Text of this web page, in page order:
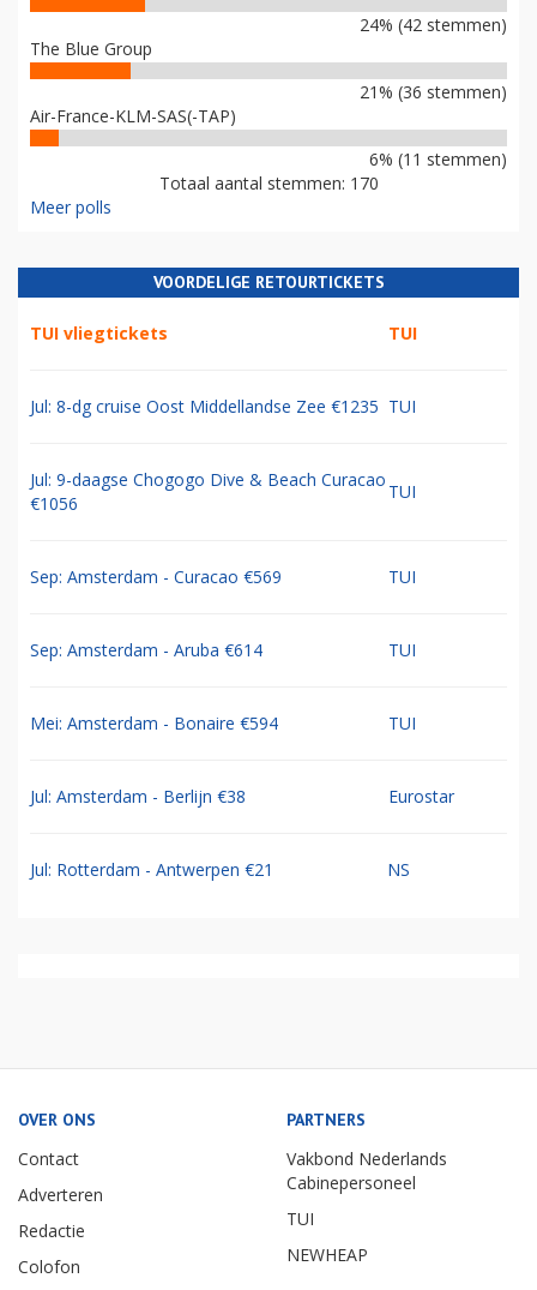
24% (42 stemmen)
The Blue Group
21% (36 stemmen)
Air-France-KLM-SAS(-TAP)
6% (11 stemmen)
Totaal aantal stemmen: 170
Meer polls
VOORDELIGE RETOURTICKETS
TUI vliegtickets TUI
Jul: 8-dg cruise Oost Middellandse Zee €1235 TUI
Jul: 9-daagse Chogogo Dive & Beach Curacao
€1056
TUI
Sep: Amsterdam - Curacao €569 TUI
Sep: Amsterdam - Aruba €614 TUI
Mei: Amsterdam - Bonaire €594 TUI
Jul: Amsterdam - Berlijn €38 Eurostar
Jul: Rotterdam - Antwerpen €21 NS
OVER ONS
Contact
Adverteren
Redactie
Colofon
PARTNERS
Vakbond Nederlands
Cabinepersoneel
TUI
NEWHEAP